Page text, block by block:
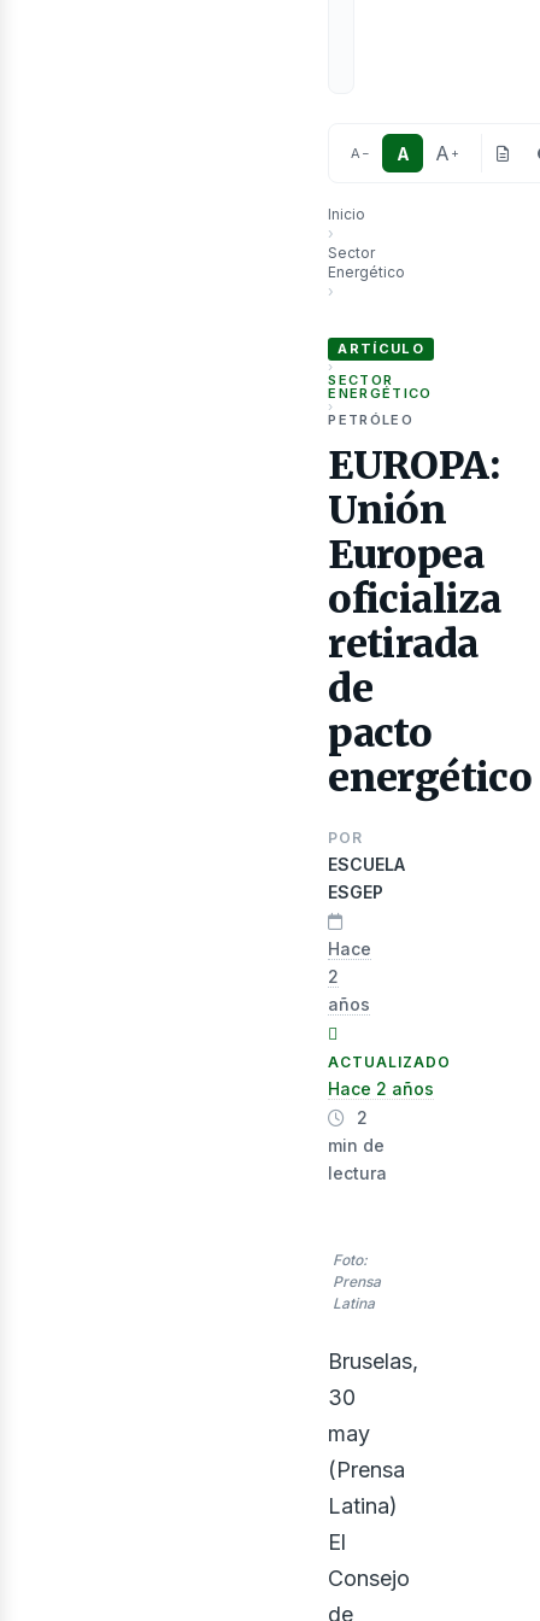
A − A A +
Inicio
›
Sector
Energético
›
ARTÍCULO
›
SECTOR
ENERGÉTICO
›
PETRÓLEO
EUROPA:
Unión
Europea
oficializa
retirada
de
pacto
energético
POR
ESCUELA
ESGEP
Hace
2
años
ACTUALIZADO
Hace 2 años
2
min de
lectura
Foto:
Prensa
Latina
Bruselas,
30
may
(Prensa
Latina)
El
Consejo
de